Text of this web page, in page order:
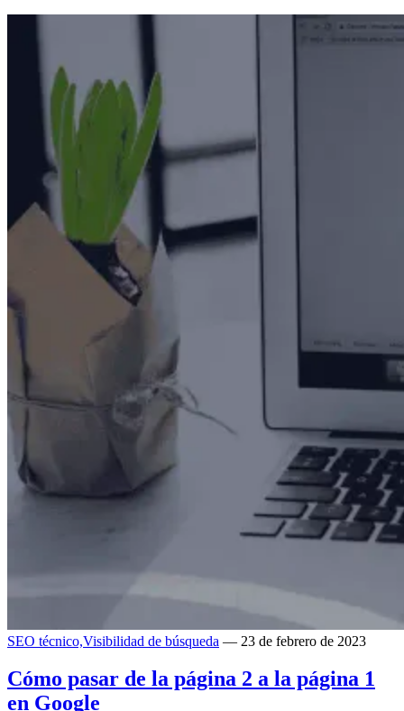
SEO técnico,Visibilidad de búsqueda — 23 de febrero de 2023
Cómo pasar de la página 2 a la página 1
en Google